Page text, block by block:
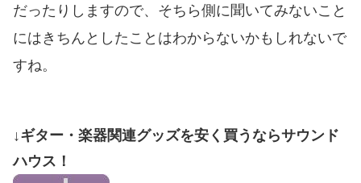
だったりしますので、そちら側に聞いてみないこと
にはきちんとしたことはわからないかもしれないで
すね。
↓ギター・楽器関連グッズを安く買うならサウンド
ハウス！